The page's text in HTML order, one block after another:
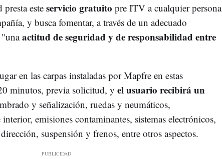
este servicio gratuito pre ITV a cualquier persona
y busca fomentar, a través de un adecuado
actitud de seguridad y de responsabilidad entre
en las carpas instaladas por Mapfre en estas
minutos, previa solicitud, y el usuario recibirá un
y señalización, ruedas y neumáticos,
emisiones contaminantes, sistemas electrónicos,
suspensión y frenos, entre otros aspectos.